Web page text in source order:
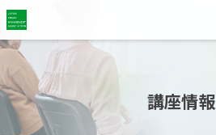
講座情報